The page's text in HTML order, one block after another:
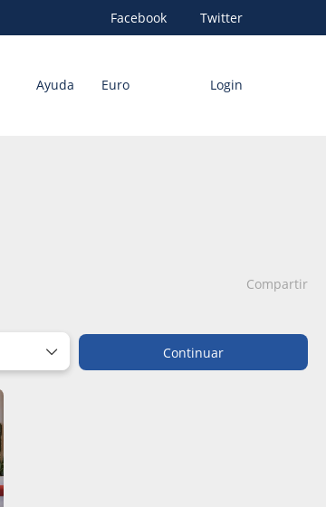
Facebook Twitter
Ayuda Euro Login
Compartir
Continuar